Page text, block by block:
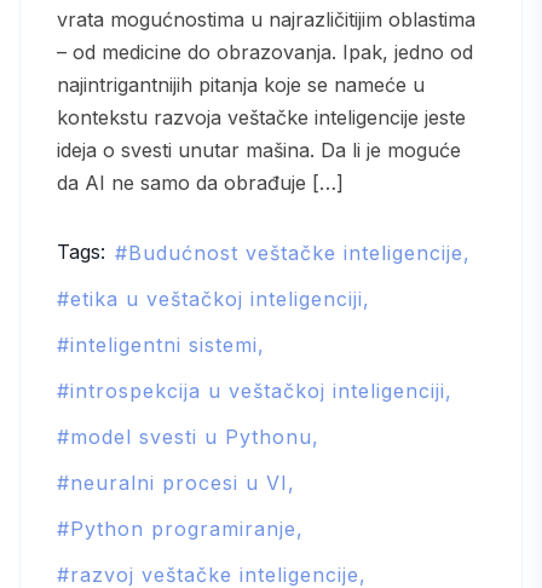
vrata mogućnostima u najrazličitijim oblastima
– od medicine do obrazovanja. Ipak, jedno od
najintrigantnijih pitanja koje se nameće u
kontekstu razvoja veštačke inteligencije jeste
ideja o svesti unutar mašina. Da li je moguće
da AI ne samo da obrađuje […]
Tags:
Budućnost veštačke inteligencije
etika u veštačkoj inteligenciji
inteligentni sistemi
introspekcija u veštačkoj inteligenciji
model svesti u Pythonu
neuralni procesi u VI
Python programiranje
razvoj veštačke inteligencije